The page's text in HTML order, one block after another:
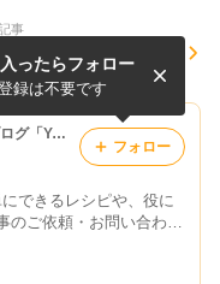
事
断！フルーツサンドレ
おうちで簡単お手軽！
ームたっぷりで可愛い
ツサンド
料理研究家ゆかりオフィシャルブログ「Yukari's Kitchen おうちで簡単レシピ」Powered by Ameba
できるレシピや、役に
ご依頼・お問い合わせ
ったらフォロー
録は不要です
フォロー